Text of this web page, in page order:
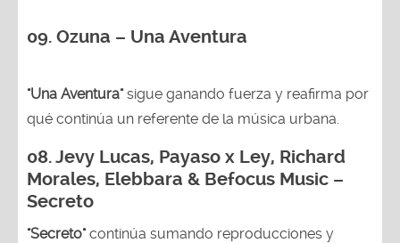
09. Ozuna – Una Aventura
"Una Aventura"sigue ganando fuerza y reafirma por
qué continúa un referente de la música urbana.
08. Jevy Lucas, Payaso x Ley, Richard
Morales, Elebbara & Befocus Music –
Secreto
"Secreto"continúa sumando reproducciones y